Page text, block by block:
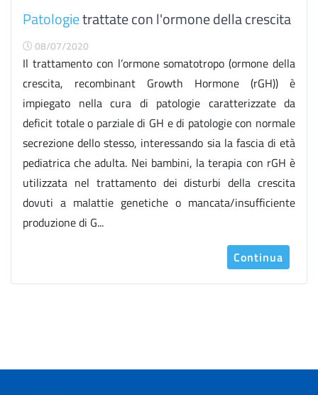
Patologietrattate con l'ormone della crescita
08/07/2020
Il trattamento con l’ormone somatotropo (ormone della
crescita, recombinant Growth Hormone (rGH)) è
impiegato nella cura di patologie caratterizzate da
deficit totale o parziale di GH e di patologie con normale
secrezione dello stesso, interessando sia la fascia di età
pediatrica che adulta. Nei bambini, la terapia con rGH è
utilizzata nel trattamento dei disturbi della crescita
dovuti a malattie genetiche o mancata/insufficiente
produzione di G...
Continua